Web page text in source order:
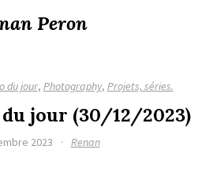
Peron
du jour, Photography, Projets, séries.
du jour (30/12/2023)
2023 · Renan